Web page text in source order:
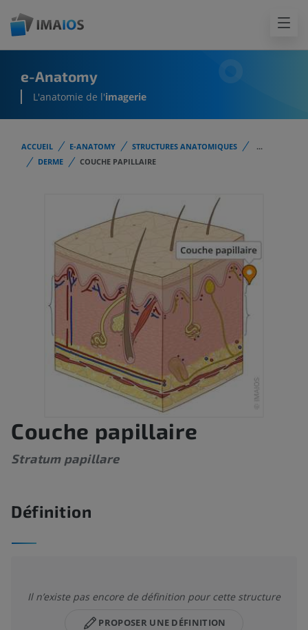
e-Anatomy
L'anatomie de l'imagerie
ACCUEIL E-ANATOMY STRUCTURES ANATOMIQUES
...
DERME
COUCHE PAPILLAIRE
Couche papillaire
Stratum papillare
Définition
Il n’existe pas encore de définition pour cette structure
PROPOSER UNE DÉFINITION